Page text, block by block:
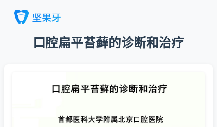
口腔扁平苔藓的诊断和治疗